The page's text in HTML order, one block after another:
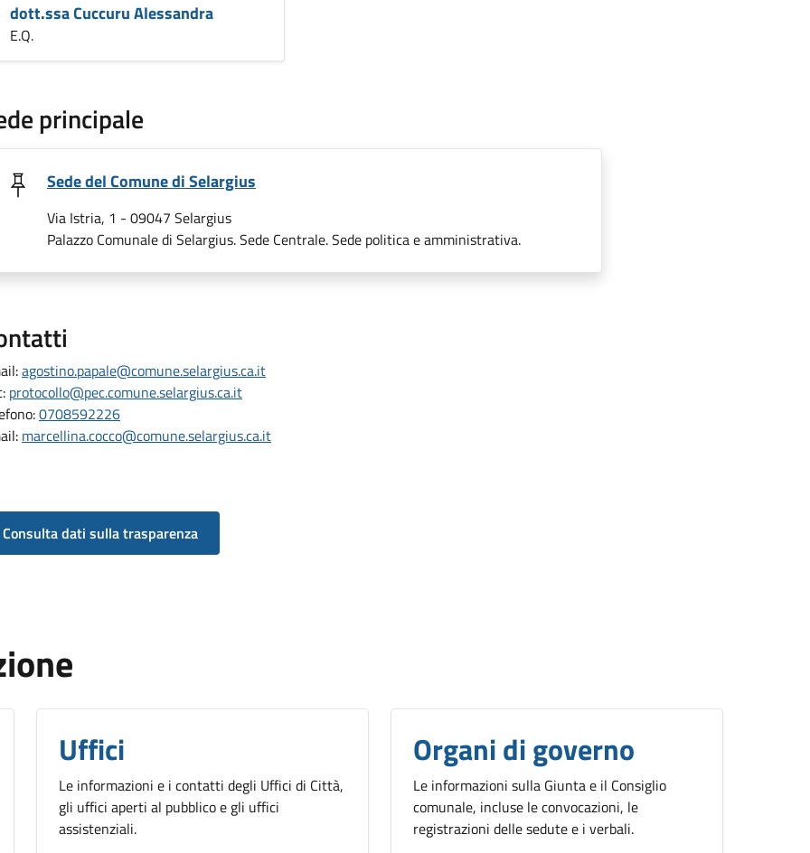
dott.ssa Cuccuru Alessandra
E.Q.
principale
Sede del Comune di Selargius
Via Istria, 1 - 09047 Selargius
Palazzo Comunale di Selargius. Sede Centrale. Sede politica e amministrativa.
agostino.papale@comune.selargius.ca.it
protocollo@pec.comune.selargius.ca.it
0708592226
marcellina.cocco@comune.selargius.ca.it
Consulta dati sulla trasparenza
Uffici
Le informazioni e i contatti degli Uffici di Città,
gli uffici aperti al pubblico e gli uffici
assistenziali.
Organi di governo
Le informazioni sulla Giunta e il Consiglio
comunale, incluse le convocazioni, le
registrazioni delle sedute e i verbali.